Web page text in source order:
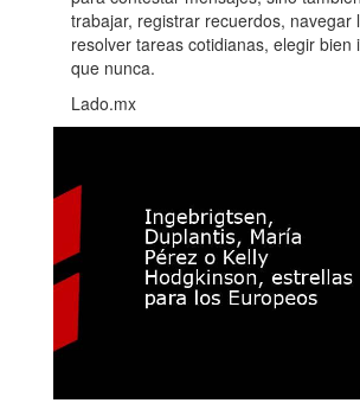
trabajar, registrar recuerdos, navegar
resolver tareas cotidianas, elegir bien
que nunca.
Lado.mx